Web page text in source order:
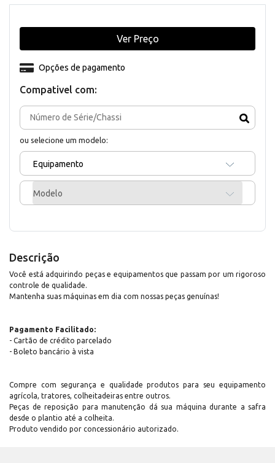
Compativel com:
ou selecione um modelo:
Equipamento
Modelo
Opções de pagamento
Ver Preço
Descrição
Você está adquirindo peças e equipamentos que passam por um rigoroso
controle de qualidade.
Mantenha suas máquinas em dia com nossas peças genuínas!
Pagamento Facilitado:
- Cartão de crédito parcelado
- Boleto bancário à vista
Compre com segurança e qualidade produtos para seu equipamento
agrícola, tratores, colheitadeiras entre outros.
Peças de reposição para manutenção dá sua máquina durante a safra
desde o plantio até a colheita.
Produto vendido por concessionário autorizado.